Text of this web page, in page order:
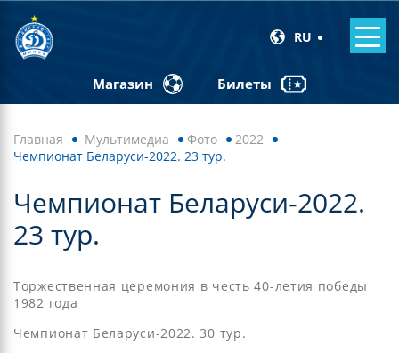
RU
Магазин Билеты
Главная Мультимедиа Фото
2022
Чемпионат Беларуси-2022. 23 тур.
Чемпионат Беларуси-2022.
23 тур.
Торжественная церемония в честь 40-летия победы
1982 года
Чемпионат Беларуси-2022. 30 тур.